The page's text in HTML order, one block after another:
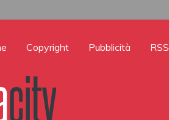
Copyright Pubblicità RSS